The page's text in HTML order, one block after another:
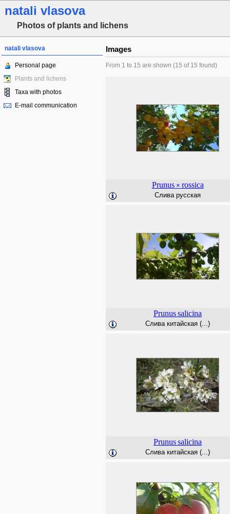
natali vlasova
Photos of plants and lichens
natali vlasova
Personal page
Plants and lichens
Taxa with photos
E-mail communication
Images
From 1 to 15 are shown (15 of 15 found)
Prunus × rossica
Слива русская
Prunussalicina
Слива китайская (...)
Prunussalicina
Слива китайская (...)